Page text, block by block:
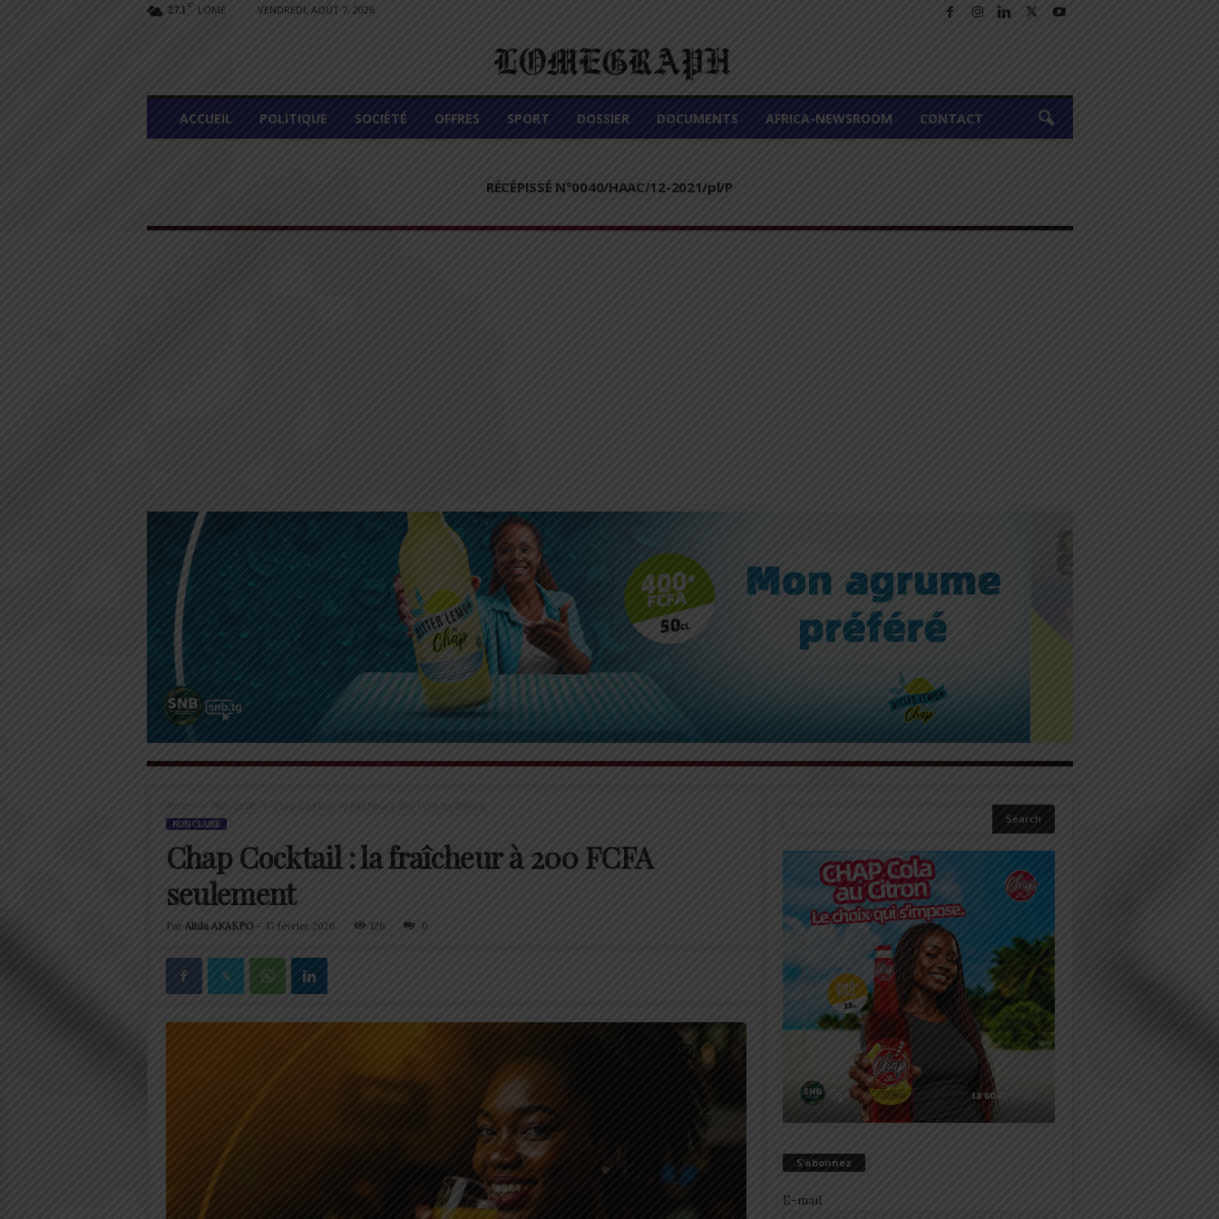
27.1 C LOMÉ VENDREDI, AOÛT 7, 2026
L
M
ACCUEIL POLITIQUE SOCIÉTÉ OFFRES SPORT DOSSIER DOCUMENTS AFRICA-NEWSROOM CONTACT
RÉCÉPISSÉ N°0040/HAAC/12-2021/pl/P
Accueil Chap Cocktail : la fraîcheur à 200 FCFA seulement
NON CLASSÉ
Chap Cocktail : la fraîcheur à 200 FCFA
seulement
Par Alida AKAKPO- 17 février 2026 126 0
S’abonnez
E-mail